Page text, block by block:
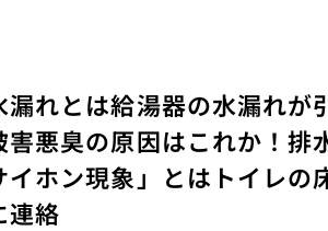
漏れとは給湯器の水漏れが
害悪臭の原因はこれか！排
ホン現象」とは トイレの
連絡